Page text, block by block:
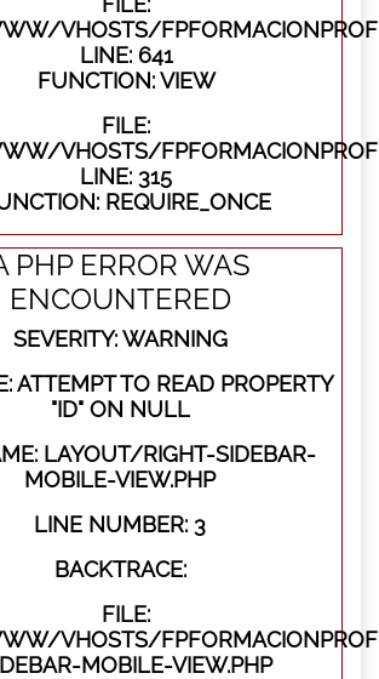
VHOSTS/
LINE: 641
FUNCTION: VIEW
FILE:
VHOSTS/
LINE: 315
REQUIRE_ONCE
PHP ERROR WAS
ENCOUNTERED
SEVERITY: WARNING
ATTEMPT TO READ PROPERTY
"ID" ON NULL
LAYOUT/RIGHT-SIDEBAR-
MOBILE-VIEW.PHP
LINE NUMBER: 3
BACKTRACE:
FILE:
VHOSTS/
MOBILE-VIEW.PHP